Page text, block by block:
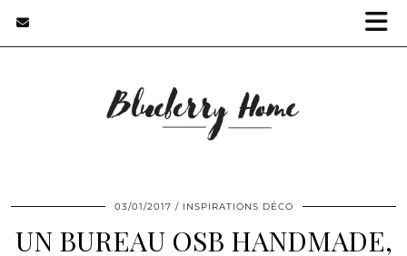
03/01/2017 INSPIRATIONS DÉCO
UN BUREAU OSB HANDMADE,